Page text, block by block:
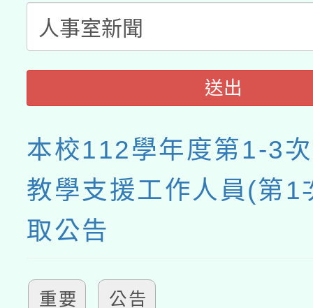
送出
本校112學年度第1-3
教學支援工作人員(第1
取公告
重要 公告